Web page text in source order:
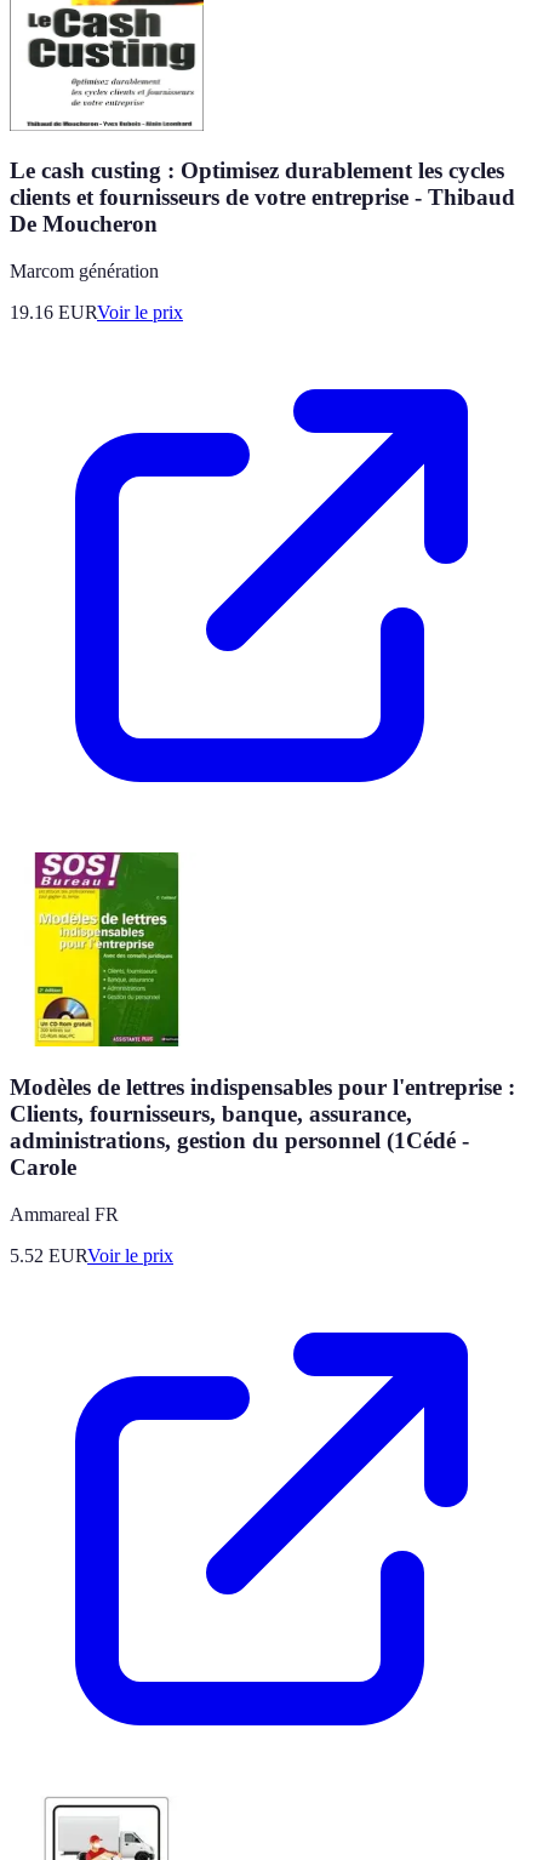
Le cash custing : Optimisez durablement les cycles
clients et fournisseurs de votre entreprise - Thibaud
De Moucheron
Marcom génération
19.16 EURVoir le prix
Modèles de lettres indispensables pour l'entreprise :
Clients, fournisseurs, banque, assurance,
administrations, gestion du personnel (1Cédé -
Carole
Ammareal FR
5.52 EURVoir le prix